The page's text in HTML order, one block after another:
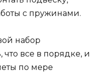
с пружинами.
набор
что все в порядке, и
по мере